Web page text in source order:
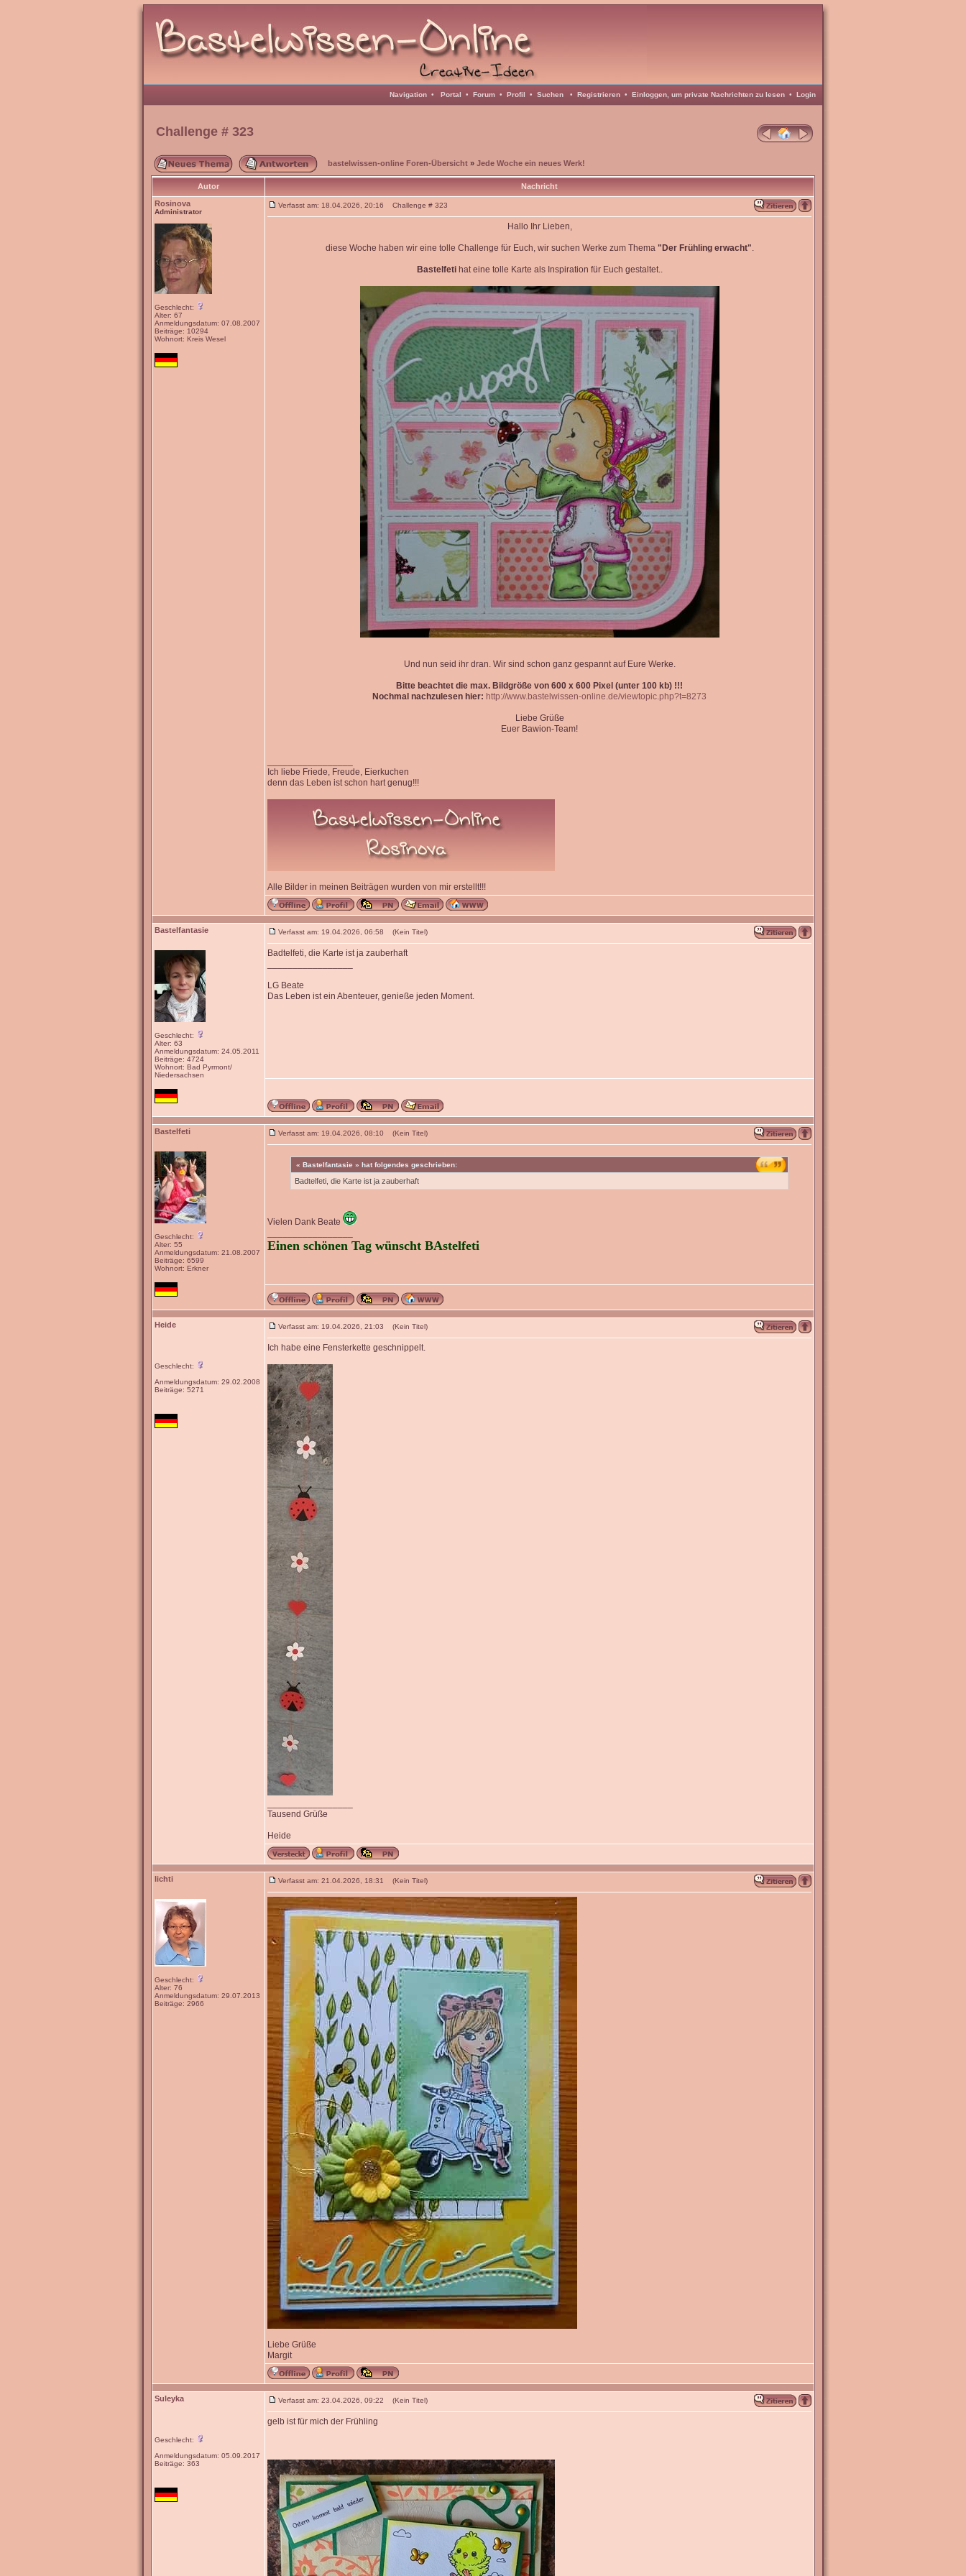
Navigation • Portal • Forum • Profil • Suchen • Registrieren • Einloggen, um private Nachrichten zu lesen • Login
Challenge # 323
bastelwissen-online Foren-Übersicht » Jede Woche ein neues Werk!
Autor
Nachricht
Rosinova
Administrator
Geschlecht:
Alter: 67
Anmeldungsdatum: 07.08.2007
Beiträge: 10294
Wohnort: Kreis Wesel
Verfasst am: 18.04.2026, 20:16 Challenge # 323
Hallo Ihr Lieben,
diese Woche haben wir eine tolle Challenge für Euch, wir suchen Werke zum Thema "Der Frühling erwacht".
Bastelfetihat eine tolle Karte als Inspiration für Euch gestaltet..
Und nun seid ihr dran. Wir sind schon ganz gespannt auf Eure Werke.
Bitte beachtet die max. Bildgröße von 600 x 600 Pixel (unter 100 kb) !!!
Nochmal nachzulesen hier: http://www.bastelwissen-online.de/viewtopic.php?t=8273
Liebe Grüße
Euer Bawion-Team!
Ich liebe Friede, Freude, Eierkuchen
denn das Leben ist schon hart genug!!!
Alle Bilder in meinen Beiträgen wurden von mir erstellt!!!
Bastelfantasie
Geschlecht:
Alter: 63
Anmeldungsdatum: 24.05.2011
Beiträge: 4724
Wohnort: Bad Pyrmont/
Niedersachsen
Verfasst am: 19.04.2026, 06:58 (Kein Titel)
Badtelfeti, die Karte ist ja zauberhaft
LG Beate
Das Leben ist ein Abenteuer, genieße jeden Moment.
Bastelfeti
Geschlecht:
Alter: 55
Anmeldungsdatum: 21.08.2007
Beiträge: 6599
Wohnort: Erkner
Verfasst am: 19.04.2026, 08:10 (Kein Titel)
« Bastelfantasie » hat folgendes geschrieben:
Badtelfeti, die Karte ist ja zauberhaft
Vielen Dank Beate
Einen schönen Tag wünscht BAstelfeti
Heide
Geschlecht:
Anmeldungsdatum: 29.02.2008
Beiträge: 5271
Verfasst am: 19.04.2026, 21:03 (Kein Titel)
Ich habe eine Fensterkette geschnippelt.
Tausend Grüße
Heide
lichti
Geschlecht:
Alter: 76
Anmeldungsdatum: 29.07.2013
Beiträge: 2966
Verfasst am: 21.04.2026, 18:31 (Kein Titel)
Liebe Grüße
Margit
Suleyka
Geschlecht:
Anmeldungsdatum: 05.09.2017
Beiträge: 363
Verfasst am: 23.04.2026, 09:22 (Kein Titel)
gelb ist für mich der Frühling